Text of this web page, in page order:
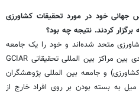
جهانی خود در مورد تحقیقات کشاورزی
کردند. نتیجه چه بود؟
متحد شده‌اند و خود را یک جامعه
جهانی می‌دانند. در عین حال، تنش زیادی بین مراکز بین المللی تحقیقاتی GCIAR
و جامعه بین المللی پژوهشگران
به بسته بودن بر روی افراد خارج از